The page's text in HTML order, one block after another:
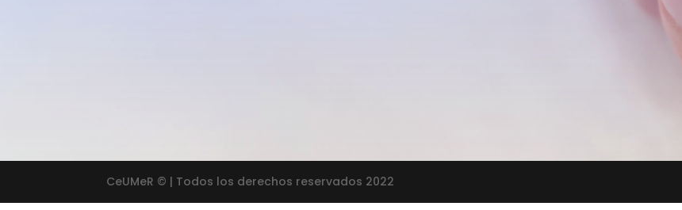
CeUMeR © | Todos los derechos reservados 2022